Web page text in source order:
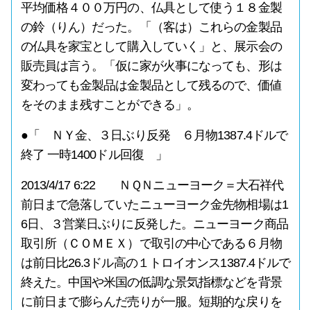
平均価格４００万円の、仏具として使う１８金製
の鈴（りん）だった。「（客は）これらの金製品
の仏具を家宝として購入していく」と、展示会の
販売員は言う。「仮に家が火事になっても、形は
変わっても金製品は金製品として残るので、価値
をそのまま残すことができる」。
●「 ＮＹ金、３日ぶり反発 ６月物1387.4ドルで
終了 一時1400ドル回復 」
2013/4/17 6:22 ＮＱＮニューヨーク＝大石祥代
前日まで急落していたニューヨーク金先物相場は1
6日、３営業日ぶりに反発した。ニューヨーク商品
取引所（ＣＯＭＥＸ）で取引の中心である６月物
は前日比26.3ドル高の１トロイオンス1387.4ドルで
終えた。中国や米国の低調な景気指標などを背景
に前日まで膨らんだ売りが一服。短期的な戻りを